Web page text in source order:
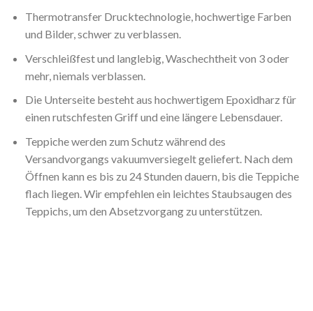
Thermotransfer Drucktechnologie, hochwertige Farben
und Bilder, schwer zu verblassen.
Verschleißfest und langlebig, Waschechtheit von 3 oder
mehr, niemals verblassen.
Die Unterseite besteht aus hochwertigem Epoxidharz für
einen rutschfesten Griff und eine längere Lebensdauer.
Teppiche werden zum Schutz während des
Versandvorgangs vakuumversiegelt geliefert. Nach dem
Öffnen kann es bis zu 24 Stunden dauern, bis die Teppiche
flach liegen. Wir empfehlen ein leichtes Staubsaugen des
Teppichs, um den Absetzvorgang zu unterstützen.